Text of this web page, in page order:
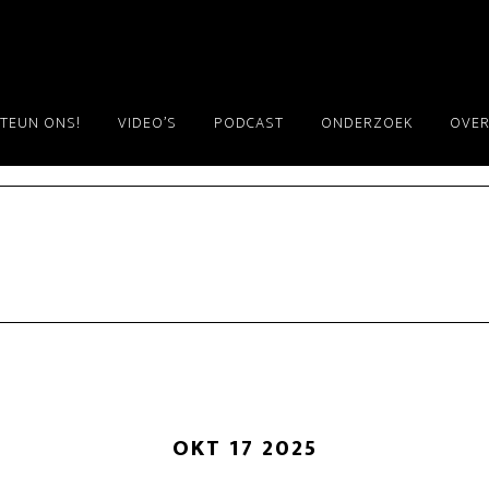
ONS! VIDEO’S PODCAST ONDERZOEK
OKT 17 2025